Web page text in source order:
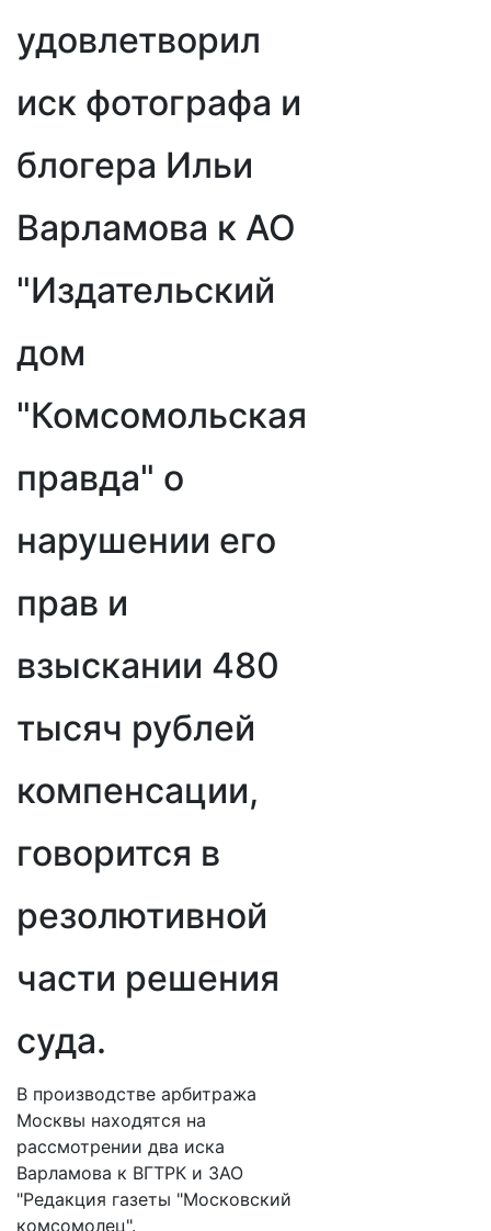
удовлетворил
иск фотографа и
блогера Ильи
Варламова к АО
"Издательский
дом
"Комсомольская
правда" о
нарушении его
прав и
взыскании 480
тысяч рублей
компенсации,
говорится в
резолютивной
части решения
суда.
В производстве арбитража
Москвы находятся на
рассмотрении два иска
Варламова к ВГТРК и ЗАО
"Редакция газеты "Московский
комсомолец".